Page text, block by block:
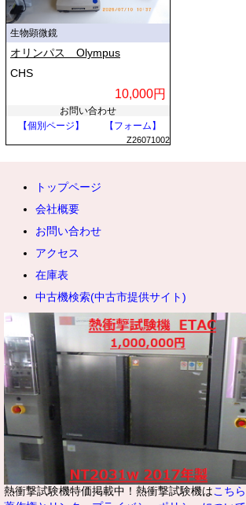
生物顕微鏡
オリンパス Olympus
CHS
10,000円
お問い合わせ
【個別ページ】
【フォーム】
Z26071002
トップページ
会社概要
お問い合わせ
アクセス
在庫表
中古機検索(中古市提供サイト)
熱衝撃試験機特価掲載中！熱衝撃試験機はこちら